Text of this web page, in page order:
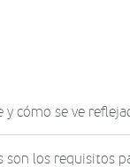
y cómo se ve
son los requisitos